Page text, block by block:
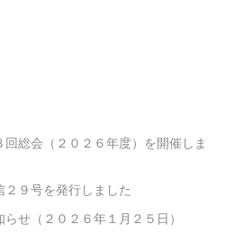
総会（２０２６年度）を開催しま
２９号を発行しました
せ（２０２６年１月２５日）